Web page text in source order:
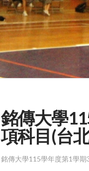
銘傳大學
項科目(台
銘傳大學115學年度第1學